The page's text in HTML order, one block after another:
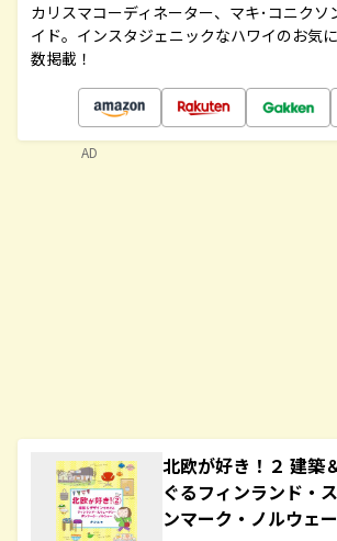
カリスマコーディネーター、マキ･コニクソ
イド。インスタジェニックなハワイのお気
数掲載！
北欧が好き！２ 建築
ぐるフィンランド・
ンマーク・ノルウェー
AD